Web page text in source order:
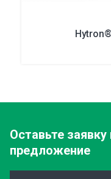
Hytron®
Оставьте заявку
предложение